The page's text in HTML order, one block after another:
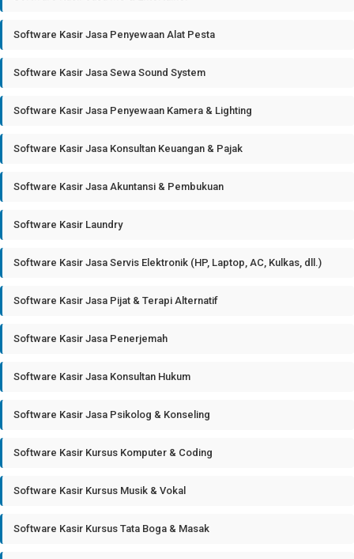
Software Kasir Jasa Penyewaan Alat Pesta
Software Kasir Jasa Sewa Sound System
Software Kasir Jasa Penyewaan Kamera & Lighting
Software Kasir Jasa Konsultan Keuangan & Pajak
Software Kasir Jasa Akuntansi & Pembukuan
Software Kasir Laundry
Software Kasir Jasa Servis Elektronik (HP, Laptop, AC, Kulkas, dll.)
Software Kasir Jasa Pijat & Terapi Alternatif
Software Kasir Jasa Penerjemah
Software Kasir Jasa Konsultan Hukum
Software Kasir Jasa Psikolog & Konseling
Software Kasir Kursus Komputer & Coding
Software Kasir Kursus Musik & Vokal
Software Kasir Kursus Tata Boga & Masak